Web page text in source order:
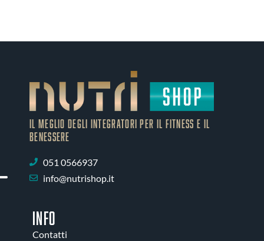
IL MEGLIO DEGLI Integratori PER IL FITNESS E IL
BENESSERE
051 0566937
info@nutrishop.it
INFO
Contatti